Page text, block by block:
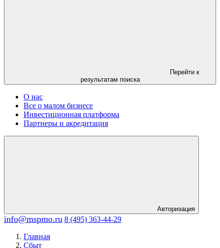
Перейти к
результатам поиска
О нас
Все о малом бизнесе
Инвестиционная платформа
Партнеры и акредитация
Авторизация
info@mspmo.ru 8 (495) 363-44-29
Главная
Сбыт